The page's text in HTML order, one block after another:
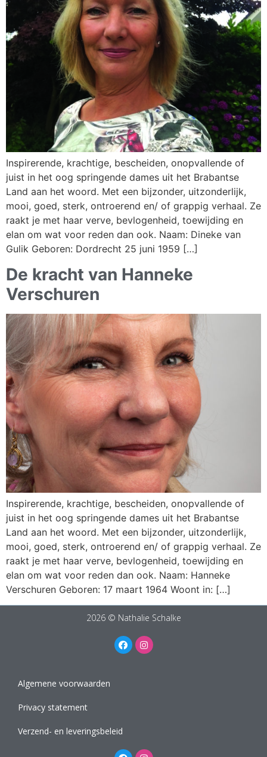
Inspirerende, krachtige, bescheiden, onopvallende of
juist in het oog springende dames uit het Brabantse
Land aan het woord. Met een bijzonder, uitzonderlijk,
mooi, goed, sterk, ontroerend en/ of grappig verhaal. Ze
raakt je met haar verve, bevlogenheid, toewijding en
elan om wat voor reden dan ook. Naam: Dineke van
Gulik Geboren: Dordrecht 25 juni 1959 […]
De kracht van Hanneke
Verschuren
Inspirerende, krachtige, bescheiden, onopvallende of
juist in het oog springende dames uit het Brabantse
Land aan het woord. Met een bijzonder, uitzonderlijk,
mooi, goed, sterk, ontroerend en/ of grappig verhaal. Ze
raakt je met haar verve, bevlogenheid, toewijding en
elan om wat voor reden dan ook. Naam: Hanneke
Verschuren Geboren: 17 maart 1964 Woont in: […]
2026 © Nathalie Schalke
Algemene voorwaarden
Privacy statement
Verzend- en leveringsbeleid